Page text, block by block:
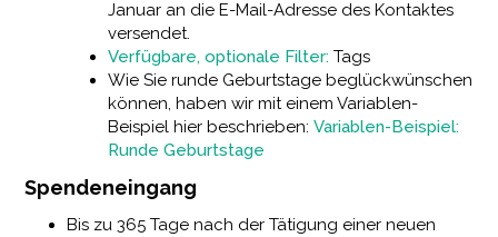
Januar an die E-Mail-Adresse des Kontaktes
versendet.
Verfügbare, optionale Filter: Tags
Wie Sie runde Geburtstage beglückwünschen
können, haben wir mit einem Variablen-
Beispiel hier beschrieben:Variablen-Beispiel:
Runde Geburtstage
Spendeneingang
Bis zu 365 Tage nach der Tätigung einer neuen